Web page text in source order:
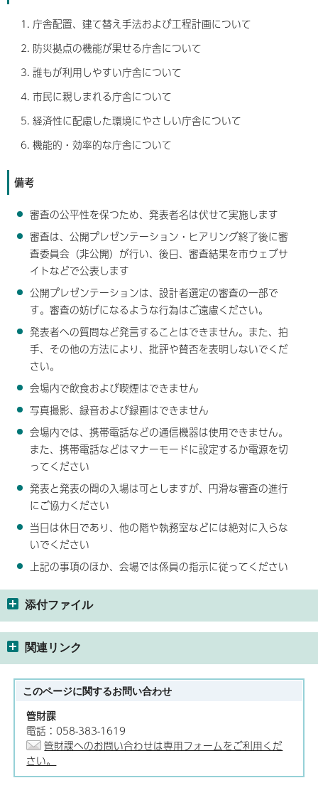
庁舎配置、建て替え手法および工程計画について
防災拠点の機能が果せる庁舎について
誰もが利用しやすい庁舎について
市民に親しまれる庁舎について
経済性に配慮した環境にやさしい庁舎について
機能的・効率的な庁舎について
備考
審査の公平性を保つため、発表者名は伏せて実施します
審査は、公開プレゼンテーション・ヒアリング終了後に審
査委員会（非公開）が行い、後日、審査結果を市ウェブサ
イトなどで公表します
公開プレゼンテーションは、設計者選定の審査の一部で
す。審査の妨げになるような行為はご遠慮ください。
発表者への質問など発言することはできません。また、拍
手、その他の方法により、批評や賛否を表明しないでくだ
さい。
会場内で飲食および喫煙はできません
写真撮影、録音および録画はできません
会場内では、携帯電話などの通信機器は使用できません。
また、携帯電話などはマナーモードに設定するか電源を切
ってください
発表と発表の間の入場は可としますが、円滑な審査の進行
にご協力ください
当日は休日であり、他の階や執務室などには絶対に入らな
いでください
上記の事項のほか、会場では係員の指示に従ってください
添付ファイル
関連リンク
このページに関するお問い合わせ
管財課
電話：058-383-1619
管財課へのお問い合わせは専用フォームをご利用くだ
さい。